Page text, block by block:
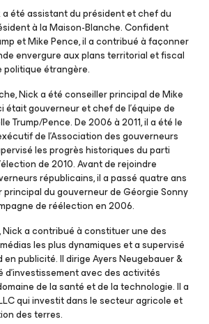
a été assistant du président et chef du
à la Maison-Blanche. Confident
et Mike Pence, il a contribué à façonner
envergure aux plans territorial et fiscal
politique étrangère.
Nick a été conseiller principal de Mike
était gouverneur et chef de l’équipe de
Trump/Pence. De 2006 à 2011, il a été le
de l’Association des gouverneurs
les progrès historiques du parti
de 2010. Avant de rejoindre
républicains, il a passé quatre ans
du gouverneur de Géorgie Sonny
de réélection en 2006.
a contribué à constituer une des
les plus dynamiques et a supervisé
en publicité. Il dirige Ayers Neugebauer &
d’investissement avec des activités
de la santé et de la technologie. Il a
qui investit dans le secteur agricole et
des terres.